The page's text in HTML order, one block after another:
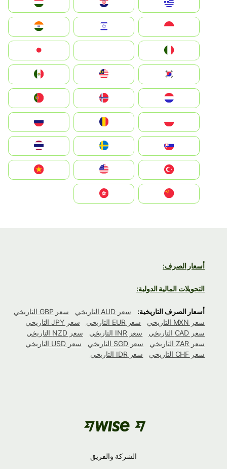
Hrvatska
Magyarország
Indonesia
South Korea
Nederland
Portugal
România
Slovensko
United States
Vietnam
أسعار الصرف:
التحويلات المالية الدولية:
أسعار الصرف التاريخية: سعر AUD التاريخي
سعر GBP التاريخي
سعر MXN التاريخي
سعر EUR التاريخي
سعر JPY التاريخي
سعر CAD التاريخي
سعر INR التاريخي
سعر NZD التاريخي
سعر ZAR التاريخي
سعر SGD التاريخي
سعر USD التاريخي
سعر CHF التاريخي
سعر IDR التاريخي
الشركة والفريق